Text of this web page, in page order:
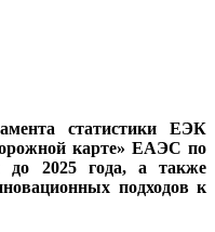
статистики ЕЭК
карте» ЕАЭС по
до 2025 года, а также
подходов к